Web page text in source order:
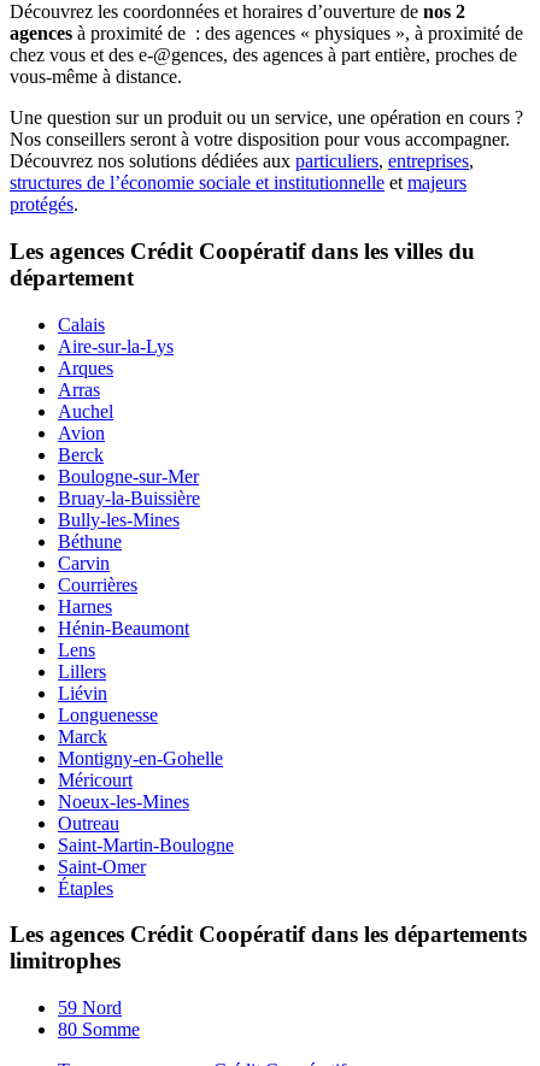
Découvrez les coordonnées et horaires d’ouverture de nos 2
agences à proximité de : des agences « physiques », à proximité de
chez vous et des e-@gences, des agences à part entière, proches de
vous-même à distance.
Une question sur un produit ou un service, une opération en cours ?
Nos conseillers seront à votre disposition pour vous accompagner.
Découvrez nos solutions dédiées aux particuliers, entreprises,
structures de l’économie sociale et institutionnelle et majeurs
protégés.
Les agences Crédit Coopératif dans les villes du
département
Calais
Aire-sur-la-Lys
Arques
Arras
Auchel
Avion
Berck
Boulogne-sur-Mer
Bruay-la-Buissière
Bully-les-Mines
Béthune
Carvin
Courrières
Harnes
Hénin-Beaumont
Lens
Lillers
Liévin
Longuenesse
Marck
Montigny-en-Gohelle
Méricourt
Noeux-les-Mines
Outreau
Saint-Martin-Boulogne
Saint-Omer
Étaples
Les agences Crédit Coopératif dans les départements
limitrophes
59 Nord
80 Somme